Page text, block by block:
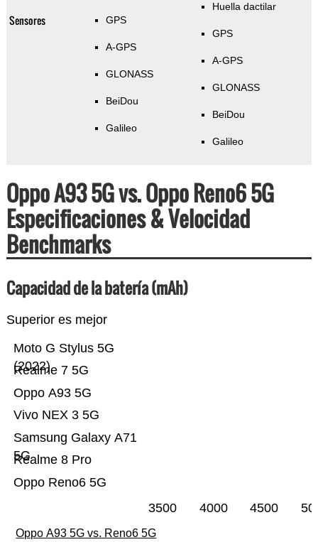
Sensores GPS
A-GPS
GLONASS
BeiDou
Galileo
Huella dactilar
GPS
A-GPS
GLONASS
BeiDou
Galileo
Oppo A93 5G vs. Oppo Reno6 5G
Especificaciones & Velocidad
Benchmarks
Capacidad de la batería (mAh)
Superior es mejor
Oppo Reno6 5G
Realme 8 Pro
Samsung Galaxy A71
5G
Vivo NEX 3 5G
Oppo A93 5G
Realme 7 5G
Moto G Stylus 5G
(2022)
3500 4000 4500
Oppo A93 5G vs. Reno6 5G